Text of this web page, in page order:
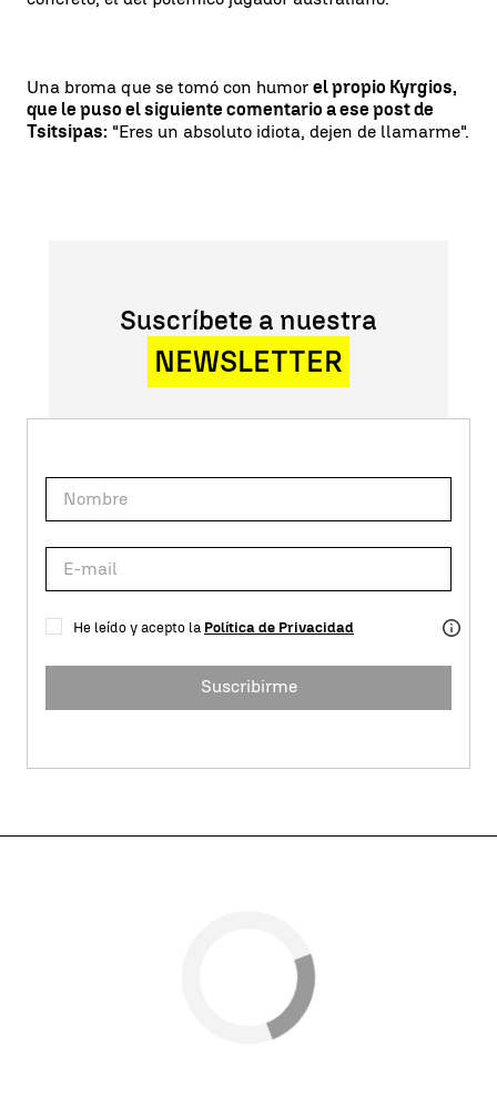
Una broma que se tomó con humor el propio Kyrgios,
que le puso el siguiente comentario a ese post de
Tsitsipas: "Eres un absoluto idiota, dejen de llamarme".
Suscríbete a nuestra
NEWSLETTER
He leído y acepto la Política de Privacidad
Suscribirme